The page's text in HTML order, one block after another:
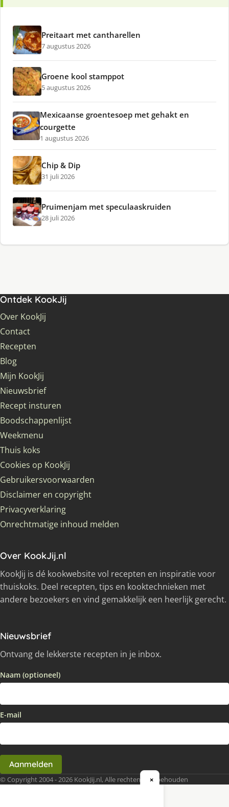
Preitaart met cantharellen
7 augustus 2026
Groene kool stamppot
5 augustus 2026
Mexicaanse groentesoep met gehakt en
courgette
1 augustus 2026
Chip & Dip
31 juli 2026
Pruimenjam met speculaaskruiden
28 juli 2026
Ontdek KookJij
Over KookJij
Contact
Recepten
Blog
Mijn KookJij
Nieuwsbrief
Recept insturen
Boodschappenlijst
Weekmenu
Thuis koks
Cookies op KookJij
Gebruikersvoorwaarden
Disclaimer en copyright
Privacyverklaring
Onrechtmatige inhoud melden
Over KookJij.nl
KookJij is dé kookwebsite vol recepten en inspiratie voor
thuiskoks. Deel recepten, tips en kooktechnieken met
andere bezoekers en vind gemakkelijk een heerlijk gerecht.
Nieuwsbrief
Ontvang de lekkerste recepten in je inbox.
Naam (optioneel)
E-mail
Aanmelden
© Copyright 2004 - 2026 KookJij.nl, Alle rechten voorbehouden
×